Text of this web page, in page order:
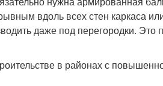
вдоль всех стен каркаса
даже под перегородки. Это
в районах с